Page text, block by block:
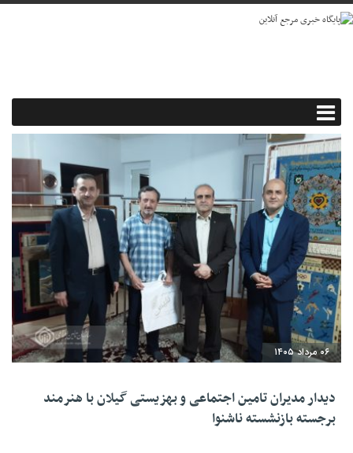
۰۶ مرداد ۱۴۰۵
دیدار مدیران تامین اجتماعی و بهزیستی گیلان با هنرمند
برجسته بازنشسته ناشنوا